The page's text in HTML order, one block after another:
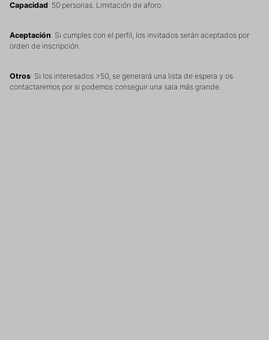
Capacidad: 50 personas. Limitación de aforo.
Aceptación: Si cumples con el perfil, los invitados serán aceptados por
orden de inscripción.
Otros: Si los interesados >50, se generará una lista de espera y os
contactaremos por si podemos conseguir una sala más grande.